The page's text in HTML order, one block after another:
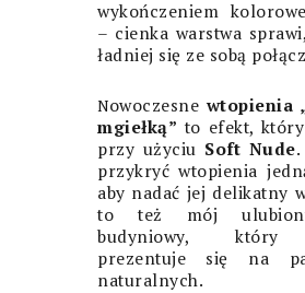
wykończeniem
– cienka warstwa
ładniej się ze sobą
Nowoczesnewtopienia
mgiełką” to efekt,
przy użyciu Soft Nude
przykryć wtopienia
aby nadać jej delikatny
to też mój
budyniowy, który
prezentuje się na
naturalnych.